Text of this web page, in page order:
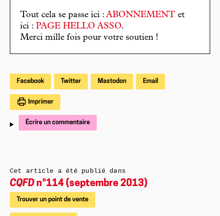
Tout cela se passe ici : ABONNEMENT et
ici : PAGE HELLO ASSO.
Merci mille fois pour votre soutien !
Facebook Twitter Mastodon Email
Imprimer
Écrire un commentaire
Cet article a été publié dans
CQFD n°114 (septembre 2013)
Trouver un point de vente